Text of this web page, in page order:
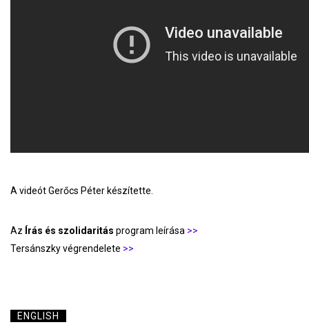
A videót Gerőcs Péter készítette.
Az Írás és szolidaritás program leírása >>
Tersánszky végrendelete >>
ENGLISH